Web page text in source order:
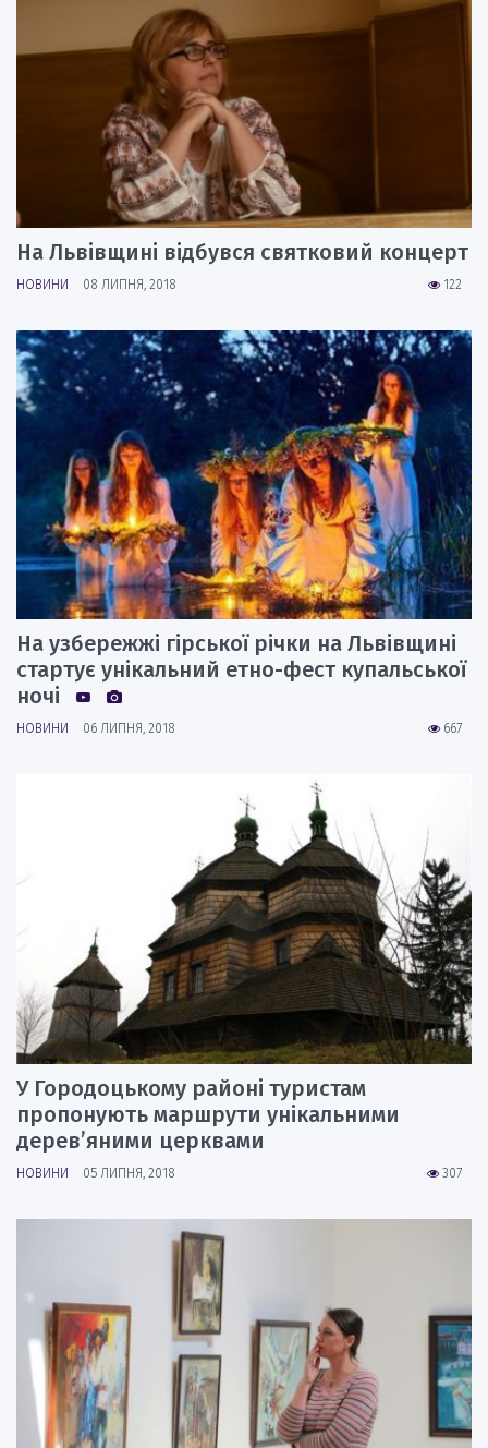
На Львівщині відбувся святковий концерт
122
НОВИНИ 08 ЛИПНЯ, 2018
На узбережжі гірської річки на Львівщині
стартує унікальний етно-фест купальської
ночі
667
НОВИНИ 06 ЛИПНЯ, 2018
У Городоцькому районі туристам
пропонують маршрути унікальними
дерев’яними церквами
307
НОВИНИ 05 ЛИПНЯ, 2018